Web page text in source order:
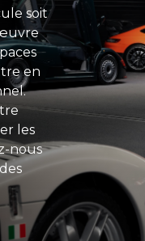
soit
en
les
nous